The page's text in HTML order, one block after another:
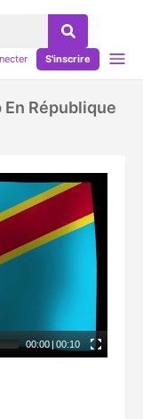
S'inscrire
République
00:00 | 00:10